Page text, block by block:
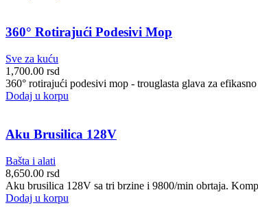
360° Rotirajući Podesivi Mop
Sve za kuću
1,700.00 rsd
360° rotirajući podesivi mop - trouglasta glava za
Dodaj u korpu
Aku Brusilica 128V
Bašta i alati
8,650.00 rsd
Aku brusilica 128V sa tri brzine i 9800/min obrtaja.
Dodaj u korpu